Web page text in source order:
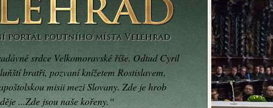
srdce Velkomoravské říše. Odtud Cyril
bratři, pozvaní knížetem Rostislavem,
misii mezi Slovany. Zde je hrob
...Zde jsou naše kořeny.“